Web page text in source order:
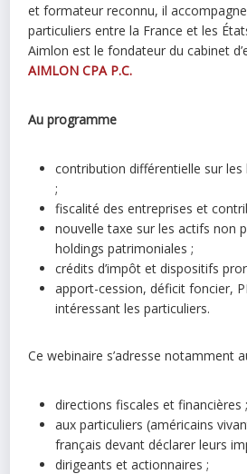
et formateur reconnu, il
particuliers entre la France et les
Aimlon est le fondateur du cabinet
AIMLON CPA P.C.
Au programme
contribution différentielle sur les
;
fiscalité des entreprises et
nouvelle taxe sur les actifs non
holdings patrimoniales ;
crédits d’impôt et dispositifs
apport-cession, déficit foncier,
intéressant les particuliers.
Ce webinaire s’adresse notamment
directions fiscales et financières ;
aux particuliers (américains
français devant déclarer leurs
dirigeants et actionnaires ;